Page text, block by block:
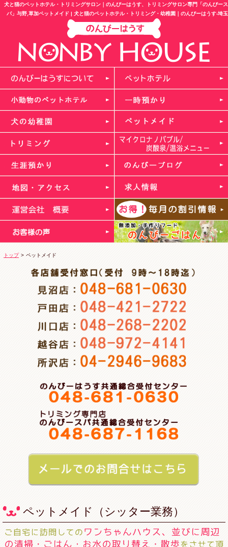
犬と猫のペットホテル・トリミングサロン｜のんびーはうす、トリミングサロン専門「のんびース
パ」与野,草加ペットメイド | 犬と猫のペットホテル・トリミング・幼稚園｜のんびーはうす-埼玉
トップ > ペットメイド
ペットメイド（シッター業務）